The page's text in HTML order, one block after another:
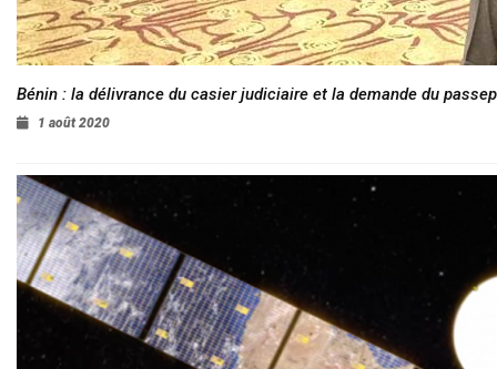
Bénin : la délivrance du casier judiciaire et la demande du
1 août 2020